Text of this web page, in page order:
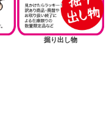
掘り出し物